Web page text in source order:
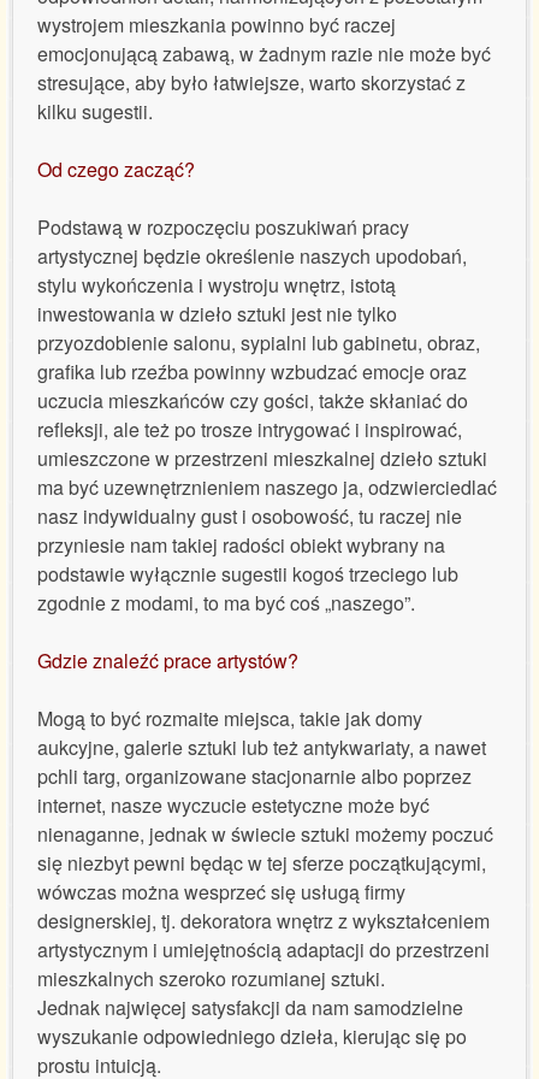
wystrojem mieszkania powinno być raczej
emocjonującą zabawą, w żadnym razie nie może być
stresujące, aby było łatwiejsze, warto skorzystać z
kilku sugestii.
Od czego zacząć?
Podstawą w rozpoczęciu poszukiwań pracy
artystycznej będzie określenie naszych upodobań,
stylu wykończenia i wystroju wnętrz, istotą
inwestowania w dzieło sztuki jest nie tylko
przyozdobienie salonu, sypialni lub gabinetu, obraz,
grafika lub rzeźba powinny wzbudzać emocje oraz
uczucia mieszkańców czy gości, także skłaniać do
refleksji, ale też po trosze intrygować i inspirować,
umieszczone w przestrzeni mieszkalnej dzieło sztuki
ma być uzewnętrznieniem naszego ja, odzwierciedlać
nasz indywidualny gust i osobowość, tu raczej nie
przyniesie nam takiej radości obiekt wybrany na
podstawie wyłącznie sugestii kogoś trzeciego lub
zgodnie z modami, to ma być coś „naszego”.
Gdzie znaleźć prace artystów?
Mogą to być rozmaite miejsca, takie jak domy
aukcyjne, galerie sztuki lub też antykwariaty, a nawet
pchli targ, organizowane stacjonarnie albo poprzez
internet, nasze wyczucie estetyczne może być
nienaganne, jednak w świecie sztuki możemy poczuć
się niezbyt pewni będąc w tej sferze początkującymi,
wówczas można wesprzeć się usługą firmy
designerskiej, tj. dekoratora wnętrz z wykształceniem
artystycznym i umiejętnością adaptacji do przestrzeni
mieszkalnych szeroko rozumianej sztuki.
Jednak najwięcej satysfakcji da nam samodzielne
wyszukanie odpowiedniego dzieła, kierując się po
prostu intuicją.